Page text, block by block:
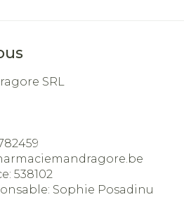
SRL
538102
Sophie Posadinu